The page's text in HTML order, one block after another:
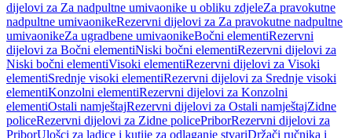
dijelovi za Za nadpultne umivaonike u obliku zdjeleZa pravokutne
nadpultne umivaonikeRezervni dijelovi za Za pravokutne nadpultne
umivaonikeZa ugradbene umivaonikeBočni elementiRezervni
dijelovi za Bočni elementiNiski bočni elementiRezervni dijelovi za
Niski bočni elementiVisoki elementiRezervni dijelovi za Visoki
elementiSrednje visoki elementiRezervni dijelovi za Srednje visoki
elementiKonzolni elementiRezervni dijelovi za Konzolni
elementiOstali namještajRezervni dijelovi za Ostali namještajZidne
policeRezervni dijelovi za Zidne policePriborRezervni dijelovi za
PriborUlošci za ladice i kutije za odlaganje stvariDržači ručnika i